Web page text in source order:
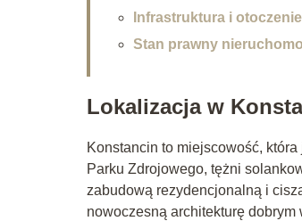
Infrastruktura i
Stan prawny
Lokalizacja w
Konstancin to miejscowość,
Parku Zdrojowego, tężni
zabudową rezydencjonalną i
nowoczesną architekturę